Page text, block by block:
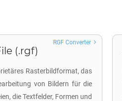
(.rgf)
Rasterbildformat, das
von Bildern für die
die Textfelder, Formen und
RGF Converter